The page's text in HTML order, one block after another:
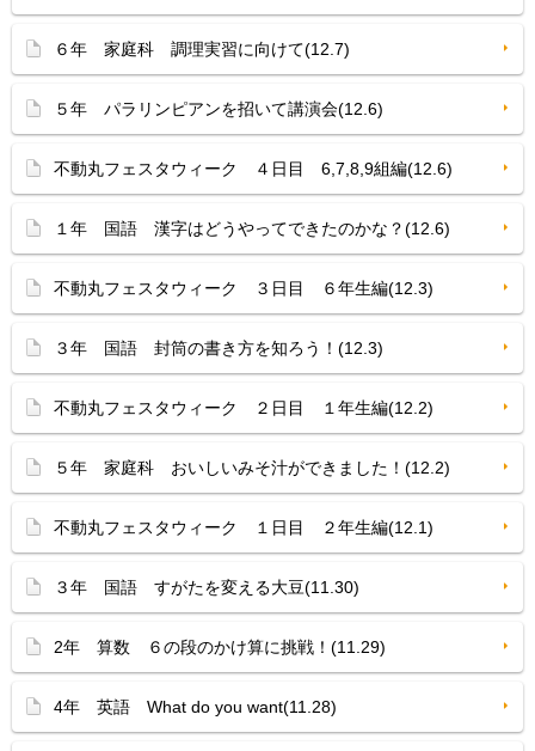
６年 家庭科 調理実習に向けて(12.7)
５年 パラリンピアンを招いて講演会(12.6)
不動丸フェスタウィーク ４日目 6,7,8,9組編(12.6)
１年 国語 漢字はどうやってできたのかな？(12.6)
不動丸フェスタウィーク ３日目 ６年生編(12.3)
３年 国語 封筒の書き方を知ろう！(12.3)
不動丸フェスタウィーク ２日目 １年生編(12.2)
５年 家庭科 おいしいみそ汁ができました！(12.2)
不動丸フェスタウィーク １日目 ２年生編(12.1)
３年 国語 すがたを変える大豆(11.30)
2年 算数 ６の段のかけ算に挑戦！(11.29)
4年 英語 What do you want(11.28)